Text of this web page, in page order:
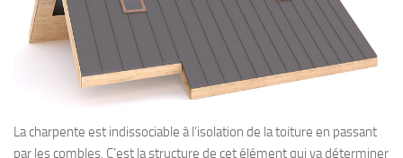
La charpente est indissociable à l’isolation de la toiture en passant
par les combles. C’est la structure de cet élément qui va déterminer